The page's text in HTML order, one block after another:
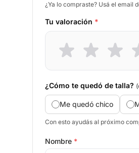
¿Ya lo compraste? Usá el email
Tu valoración *
¿Cómo te quedó de talla?
Me quedó chico
Con esto ayudás al próximo
Nombre *